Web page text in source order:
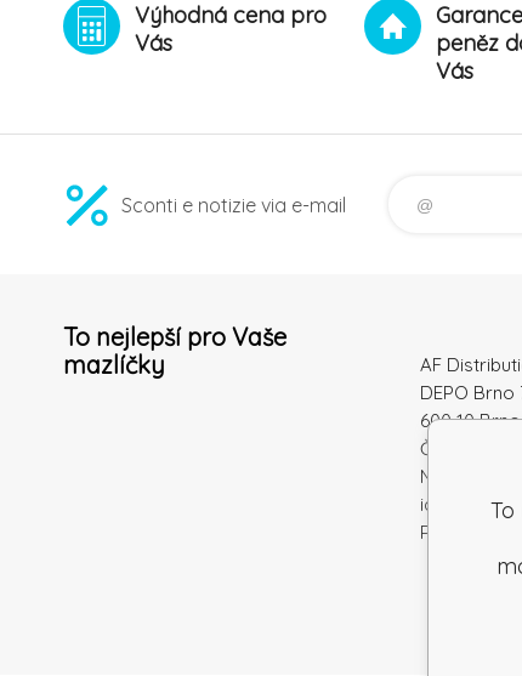
Výhodná cena pro
Vás
peněz
Vás
Sconti e notizie via e-mail
To nejlepší pro Vaše
mazlíčky
AF
DEPO Brno
600 10 Brno
Česká
Numero di
Partita IVA: